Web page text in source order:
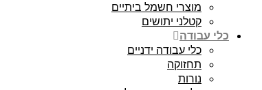
מוצרי חשמל ביתיים
קטלני יתושים
כלי עבודה
כלי עבודה ידניים
תחזוקה
נורות